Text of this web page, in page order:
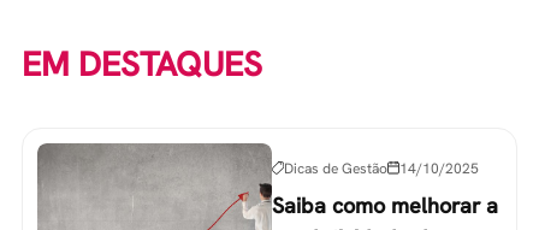
EM DESTAQUES
Dicas de Gestão 14/10/2025
Saiba como melhorar a